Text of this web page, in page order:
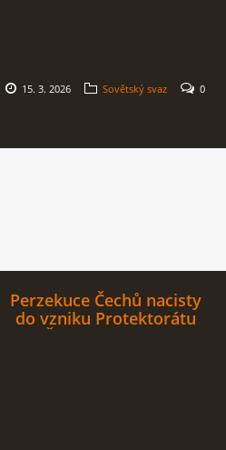
15. 3. 2026 Sovětský svaz 0
Perzekuce Čechů nacisty
do vzniku Protektorátu
Čechy a Morava